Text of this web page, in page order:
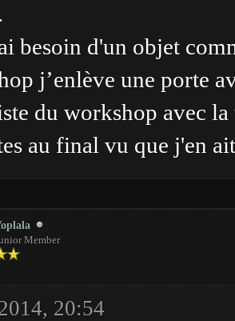
besoin d'un objet
j’enlève une porte
du workshop avec
au final vu que j'en
Member
20:54